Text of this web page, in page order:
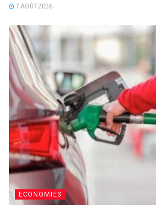
7 AOÛT 2026
ECONOMIES